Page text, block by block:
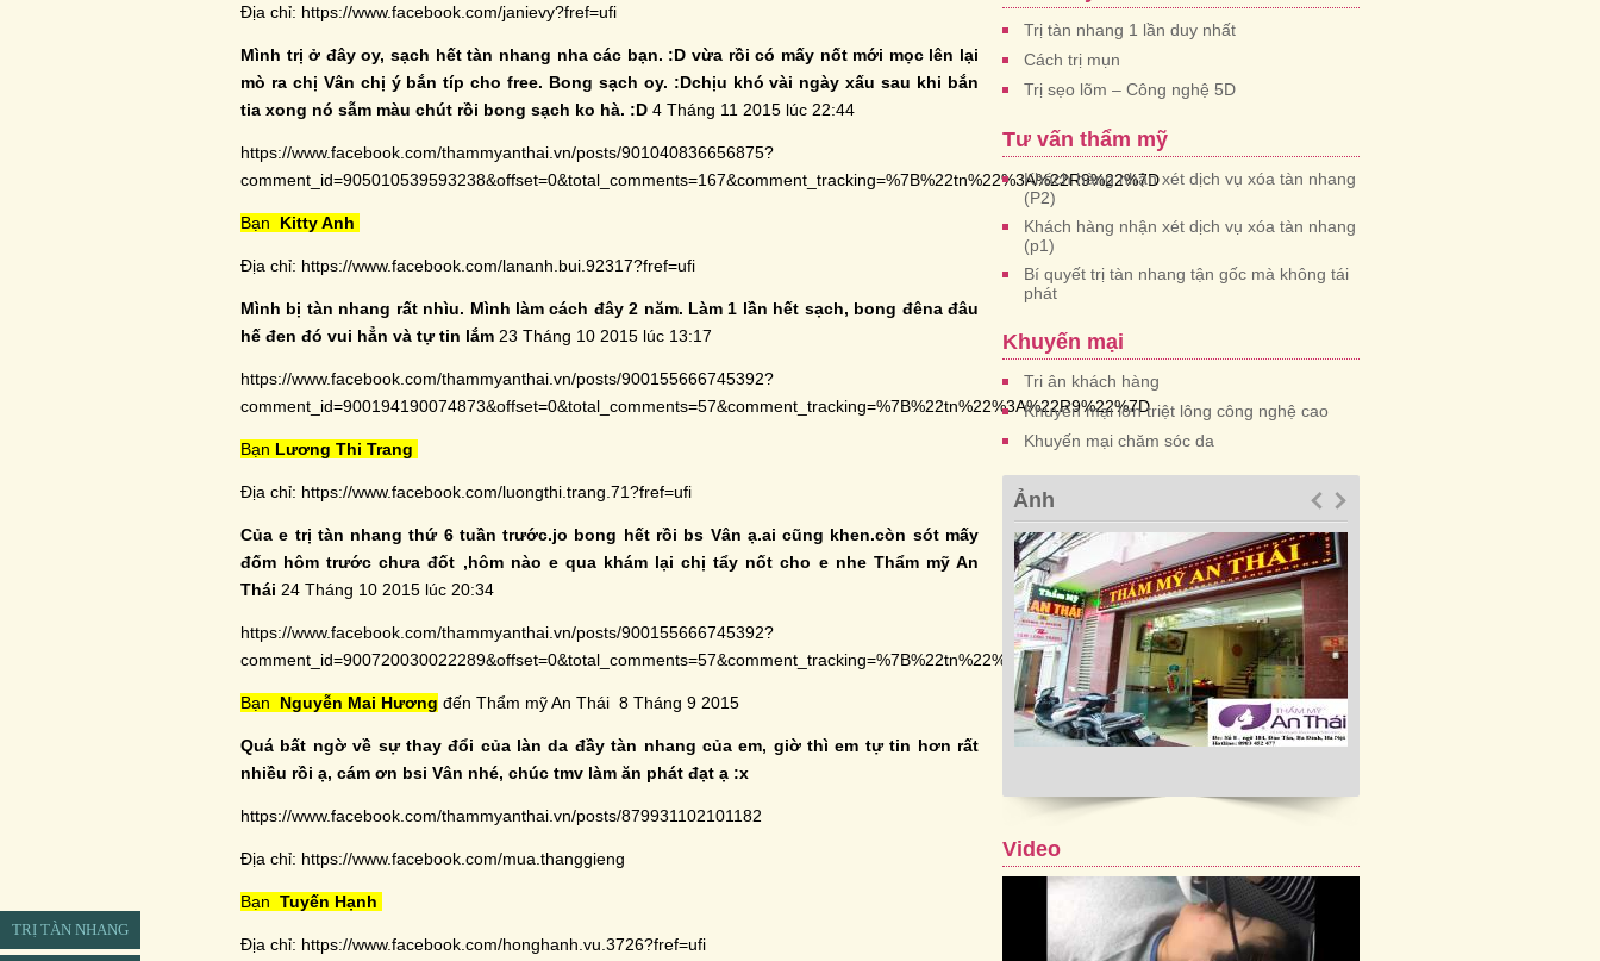
TRỊ TÀN NHANG
Địa chỉ: https://www.facebook.com/janievy?fref=ufi
Mình trị ở đây oy, sạch hết tàn nhang nha các bạn. :D vừa rồi có mấy nốt mới mọc lên lại
mò ra chị Vân chị ý bắn típ cho free. Bong sạch oy. :Dchịu khó vài ngày xấu sau khi bắn
tia xong nó sẫm màu chút rồi bong sạch ko hà. :D 4 Tháng 11 2015 lúc 22:44
https://www.facebook.com/thammyanthai.vn/posts/901040836656875?
comment_id=905010539593238&offset=0&total_comments=167&comment_tracking=%7B%22tn%22%3A%22R9%22%7D
Bạn Kitty Anh
Địa chỉ: https://www.facebook.com/lananh.bui.92317?fref=ufi
Mình bị tàn nhang rất nhìu. Mình làm cách đây 2 năm. Làm 1 lần hết sạch, bong đêna đâu
hế đen đó vui hẳn và tự tin lắm 23 Tháng 10 2015 lúc 13:17
https://www.facebook.com/thammyanthai.vn/posts/900155666745392?
comment_id=900194190074873&offset=0&total_comments=57&comment_tracking=%7B%22tn%22%3A%22R9%22%7D
Bạn Lương Thi Trang
Địa chỉ: https://www.facebook.com/luongthi.trang.71?fref=ufi
Của e trị tàn nhang thứ 6 tuần trước.jo bong hết rồi bs Vân ạ.ai cũng khen.còn sót mấy
đốm hôm trước chưa đốt ,hôm nào e qua khám lại chị tẩy nốt cho e nhe Thẩm mỹ An
Thái 24 Tháng 10 2015 lúc 20:34
https://www.facebook.com/thammyanthai.vn/posts/900155666745392?
comment_id=900720030022289&offset=0&total_comments=57&comment_tracking=%7B%22tn%22%3A%22R9%22%7D
Bạn Nguyễn Mai Hương‎ đến Thẩm mỹ An Thái 8 Tháng 9 2015
Quá bất ngờ về sự thay đổi của làn da đầy tàn nhang của em, giờ thì em tự tin hơn rất
nhiều rồi ạ, cám ơn bsi Vân nhé, chúc tmv làm ăn phát đạt ạ :x
https://www.facebook.com/thammyanthai.vn/posts/879931102101182
Địa chỉ: https://www.facebook.com/mua.thanggieng
Bạn Tuyến Hạnh
Địa chỉ: https://www.facebook.com/honghanh.vu.3726?fref=ufi
Trị tàn nhang 1 lần duy nhất
Cách trị mụn
Trị sẹo lõm – Công nghệ 5D
Tư vấn thẩm mỹ
Khách hàng nhận xét dịch vụ xóa tàn nhang
(P2)
Khách hàng nhận xét dịch vụ xóa tàn nhang
(p1)
Bí quyết trị tàn nhang tận gốc mà không tái
phát
Khuyến mại
Tri ân khách hàng
Khuyến mại lớn triệt lông công nghệ cao
Khuyến mại chăm sóc da
Ảnh
Video